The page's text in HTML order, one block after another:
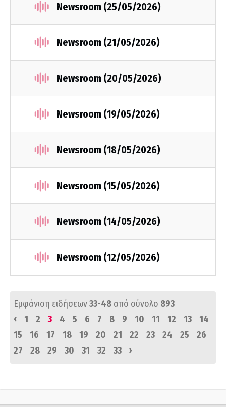
Newsroom (25/05/2026)
Newsroom (21/05/2026)
Newsroom (20/05/2026)
Newsroom (19/05/2026)
Newsroom (18/05/2026)
Newsroom (15/05/2026)
Newsroom (14/05/2026)
Newsroom (12/05/2026)
Εμφάνιση ειδήσεων33-48 από σύνολο 893
‹
1 2 3 4 5 6 7 8 9 10 11 12 13
14
15
16 17 18 19 20 21 22 23 24 25
26
27
28 29 30 31 32 33 ›